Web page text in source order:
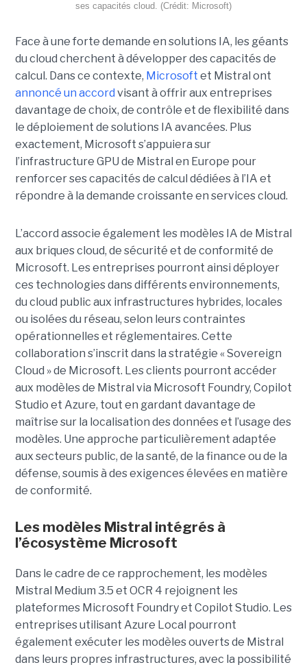
ses capacités cloud. (Crédit: Microsoft)
Face à une forte demande en solutions IA, les géants
du cloud cherchent à développer des capacités de
calcul. Dans ce contexte, Microsoft et Mistral ont
annoncé un accord visant à offrir aux entreprises
davantage de choix, de contrôle et de flexibilité dans
le déploiement de solutions IA avancées. Plus
exactement, Microsoft s’appuiera sur
l’infrastructure GPU de Mistral en Europe pour
renforcer ses capacités de calcul dédiées à l’IA et
répondre à la demande croissante en services cloud.
L’accord associe également les modèles IA de Mistral
aux briques cloud, de sécurité et de conformité de
Microsoft. Les entreprises pourront ainsi déployer
ces technologies dans différents environnements,
du cloud public aux infrastructures hybrides, locales
ou isolées du réseau, selon leurs contraintes
opérationnelles et réglementaires. Cette
collaboration s’inscrit dans la stratégie « Sovereign
Cloud » de Microsoft. Les clients pourront accéder
aux modèles de Mistral via Microsoft Foundry, Copilot
Studio et Azure, tout en gardant davantage de
maîtrise sur la localisation des données et l’usage des
modèles. Une approche particulièrement adaptée
aux secteurs public, de la santé, de la finance ou de la
défense, soumis à des exigences élevées en matière
de conformité.
Les modèles Mistral intégrés à
l’écosystème Microsoft
Dans le cadre de ce rapprochement, les modèles
Mistral Medium 3.5 et OCR 4 rejoignent les
plateformes Microsoft Foundry et Copilot Studio. Les
entreprises utilisant Azure Local pourront
également exécuter les modèles ouverts de Mistral
dans leurs propres infrastructures, avec la possibilité